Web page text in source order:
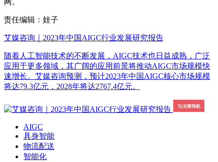
网。
责任编辑：娃子
艾媒咨询｜2023年中国AIGC行业发展研究报告
随着人工智能技术的不断发展，AIGC技术也日益成熟，广泛
应用于更多领域，其广阔的应用前景将推动AIGC市场规模快
速增长。艾媒咨询预测，预计2023年中国AIGC核心市场规模
将达79.3亿元，2028年将达2767.4亿元。
AIGC
具身智能
物流配送
智能化